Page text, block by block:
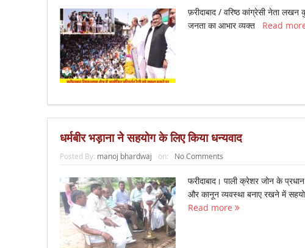
फ़रीदाबाद / वरिष्ठ कांग्रेसी नेता लखन
जनता का आभार व्‍यक्‍त Read
धर्मबीर भड़ाना नेे सहयोग के लिए किया धन्यवाद
Posted By: manoj bhardwaj on: No Comments
फरीदाबाद। पाली क्रेशर जोन के
और कानून व्यवस्था बनाए रखने में
Read more